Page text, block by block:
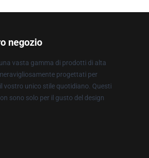
negozio
vasta gamma di prodotti di alta
progettati per
vostro unico stile quotidiano. Questi
sono solo per il gusto del design